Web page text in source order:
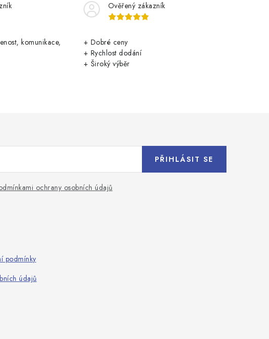
komunikace,
Ověřený zákazník
+ Dobré ceny
+ Rychlost dodání
+ Široký výběr
ochrany osobních údajů
PŘIHLÁSIT SE
podmínky
údajů